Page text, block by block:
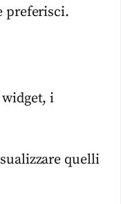
preferisci.
i
quelli